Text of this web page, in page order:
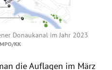
Donaukanal im Jahr 2023
KK
die Auflagen im März